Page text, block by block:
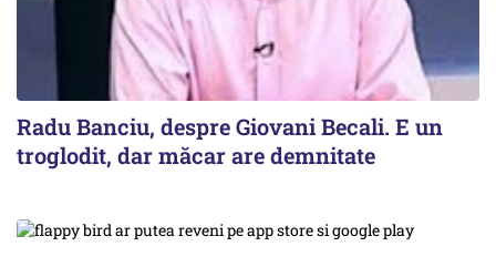
Radu Banciu, despre Giovani Becali. E un
troglodit, dar măcar are demnitate